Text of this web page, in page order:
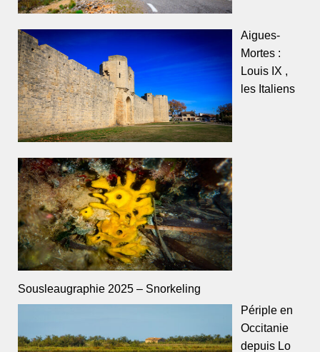
Aigues-
Mortes :
Louis IX ,
les Italiens
Sousleaugraphie 2025 – Snorkeling
Périple en
Occitanie
depuis Lo